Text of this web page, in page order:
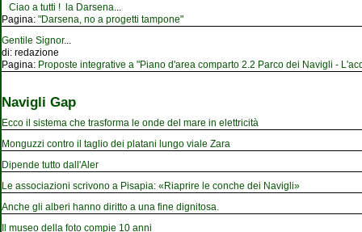
Ciao a tutti ! la Darsena
Pagina: "Darsena, no a progetti tampone"
Gentile Signor...
di: redazione
Pagina: Proposte integrative a "Piano d'area comparto 2.2 Parco dei Navigli -
Navigli Gap
Ecco il sistema che trasforma le onde del mare in elettricità
Monguzzi contro il taglio dei platani lungo viale Zara
Dipende tutto dall'Aler
Le associazioni scrivono a Pisapia: «Riaprire le conche dei Navigli»
Anche gli alberi hanno diritto a una fine dignitosa.
Il museo della foto compie 10 anni